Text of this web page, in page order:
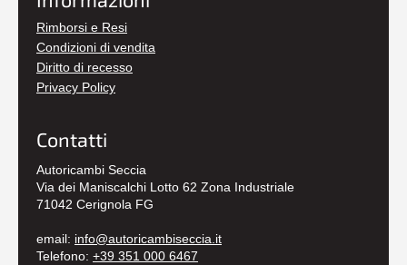
Rimborsi e Resi
Condizioni di vendita
Diritto di recesso
Privacy Policy
Contatti
Autoricambi Seccia
Via dei Maniscalchi Lotto 62 Zona Industriale
71042 Cerignola FG
email: info@autoricambiseccia.it
Telefono: +39 351 000 6467